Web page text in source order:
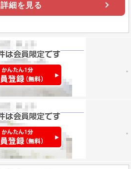
詳細を見る